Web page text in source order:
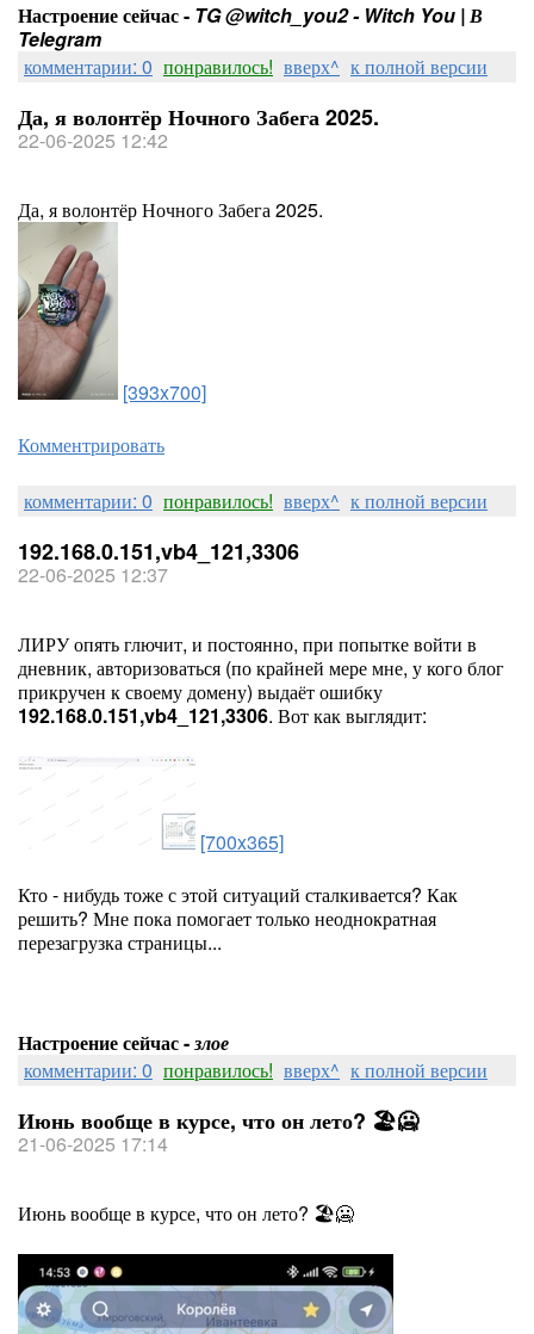
Настроение сейчас - TG @witch_you2 - Witch You | В
Telegram
комментарии: 0 понравилось! вверх^ к полной версии
Да, я волонтёр Ночного Забега 2025.
22-06-2025 12:42
Да, я волонтёр Ночного Забега 2025.
[393x700]
Комментрировать
комментарии: 0 понравилось! вверх^ к полной версии
192.168.0.151,vb4_121,3306
22-06-2025 12:37
ЛИРУ опять глючит, и постоянно, при попытке войти в
дневник, авторизоваться (по крайней мере мне, у кого блог
прикручен к своему домену) выдаёт ошибку
192.168.0.151,vb4_121,3306. Вот как выглядит:
[700x365]
Кто - нибудь тоже с этой ситуаций сталкивается? Как
решить? Мне пока помогает только неоднократная
перезагрузка страницы...
Настроение сейчас -злое
комментарии: 0 понравилось! вверх^ к полной версии
Июнь вообще в курсе, что он лето? 🏖🥶
21-06-2025 17:14
Июнь вообще в курсе, что он лето? 🏖🥶